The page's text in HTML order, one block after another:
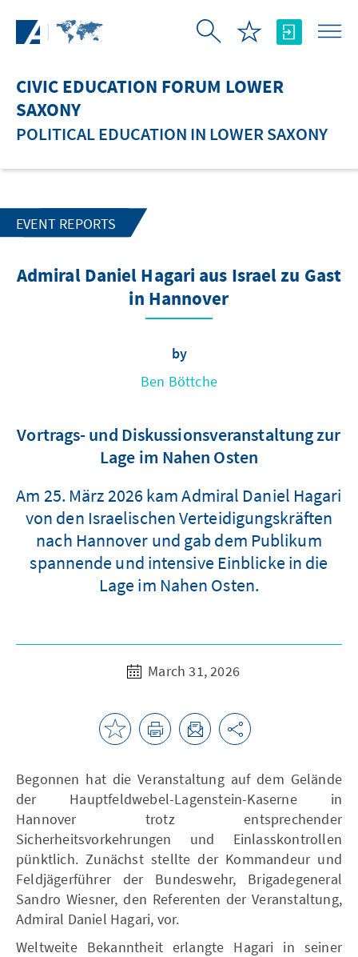
CIVIC EDUCATION FORUM LOWER
SAXONY
POLITICAL EDUCATION IN LOWER SAXONY
EVENT REPORTS
Admiral Daniel Hagari aus Israel zu Gast
in Hannover
by
Ben Böttche
Vortrags- und Diskussionsveranstaltung zur
Lage im Nahen Osten
Am 25. März 2026 kam Admiral Daniel Hagari
von den Israelischen Verteidigungskräften
nach Hannover und gab dem Publikum
spannende und intensive Einblicke in die
Lage im Nahen Osten.
March 31, 2026
Begonnen hat die Veranstaltung auf dem Gelände
der Hauptfeldwebel-Lagenstein-Kaserne in
Hannover trotz entsprechender
Sicherheitsvorkehrungen und Einlasskontrollen
pünktlich. Zunächst stellte der Kommandeur und
Feldjägerführer der Bundeswehr, Brigadegeneral
Sandro Wiesner, den Referenten der Veranstaltung,
Admiral Daniel Hagari, vor.
Weltweite Bekanntheit erlangte Hagari in seiner